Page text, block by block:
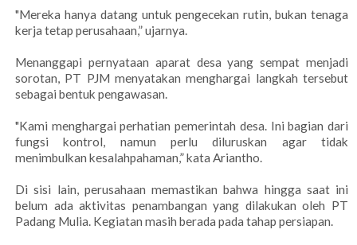
"Mereka hanya datang untuk pengecekan rutin, bukan tenaga
kerja tetap perusahaan,” ujarnya.
Menanggapi pernyataan aparat desa yang sempat menjadi
sorotan, PT PJM menyatakan menghargai langkah tersebut
sebagai bentuk pengawasan.
"Kami menghargai perhatian pemerintah desa. Ini bagian dari
fungsi kontrol, namun perlu diluruskan agar tidak
menimbulkan kesalahpahaman,” kata Ariantho.
Di sisi lain, perusahaan memastikan bahwa hingga saat ini
belum ada aktivitas penambangan yang dilakukan oleh PT
Padang Mulia. Kegiatan masih berada pada tahap persiapan.